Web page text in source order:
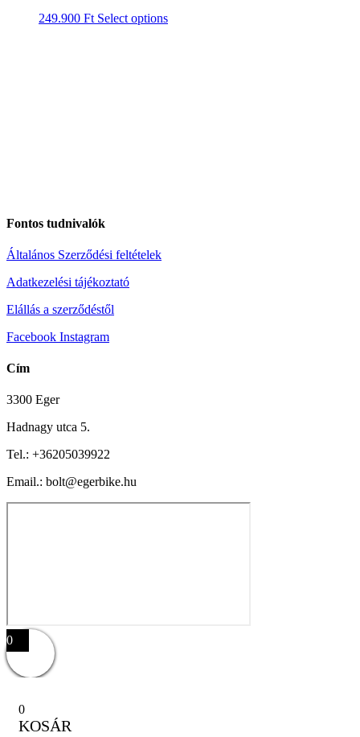
249.900 Ft Select options
Fontos tudnivalók
Általános Szerződési feltételek
Adatkezelési tájékoztató
Elállás a szerződéstől
Facebook Instagram
Cím
3300 Eger
Hadnagy utca 5.
Tel.: +36205039922
Email.: bolt@egerbike.hu
0
0
KOSÁR